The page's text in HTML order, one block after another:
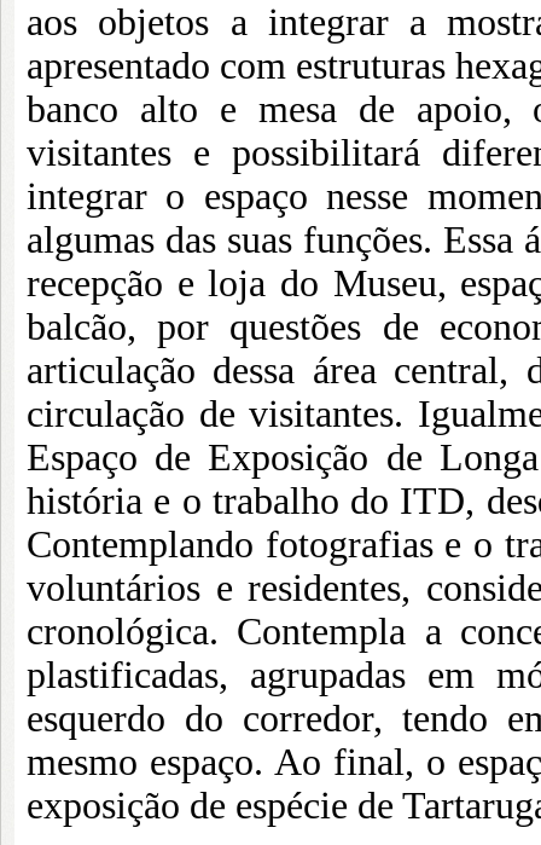
aos objetos a integrar a
apresentado com estruturas
banco alto e mesa de apoio,
visitantes e possibilitará
integrar o espaço nesse
algumas das suas funções.
recepção e loja do Museu,
balcão, por questões de
articulação dessa área
circulação de visitantes.
Espaço de Exposição de
história e o trabalho do ITD,
Contemplando fotografias e o
voluntários e residentes,
cronológica. Contempla a
plastificadas, agrupadas em
esquerdo do corredor, tendo
mesmo espaço. Ao final, o
exposição de espécie de